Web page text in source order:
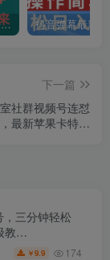
男粉引流野路子玩法，每天操作半小时轻松日入1000＋，流量根本停不下来
下一篇
社群视频号连怼
最新苹果卡特效
三分钟轻松
教…
￥9.9 174